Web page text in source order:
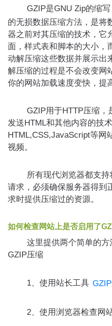
GZIP是GNU Zip的缩写
的无损数据压缩方法，是将
器之前对其压缩的技术，它
面，样式表和脚本的大小，
动解压缩这些数据并展示出
解压缩的过程是不会改变网
你的网站加载速度变快，提
GZIP用于HTTP压缩，
发送HTML和其他内容的技
HTML,CSS,JavaScript等网
视频。
所有现代浏览器都支持
请求，必须确保服务器得到
求时提供压缩过的资源。
如何检查网站上是否启用了
这里提供两个简单的方
GZIP压缩
1、使用站长工具
2、使用浏览器检查网